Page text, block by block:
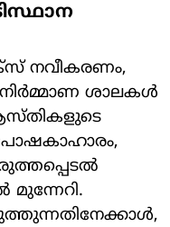
നവീകരണം,
ശാലകൾ